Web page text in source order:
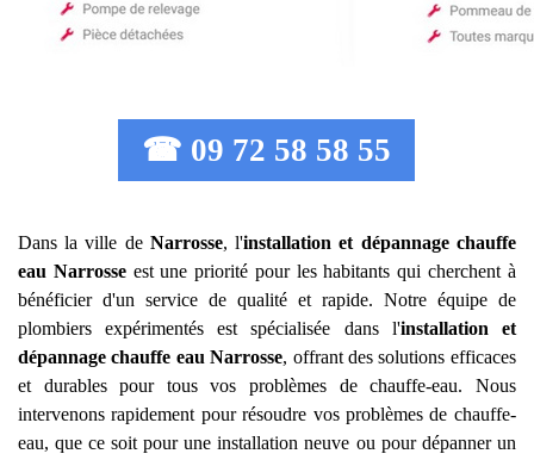
☎ 09 72 58 58 55
Dans la ville de Narrosse, l'installation et dépannage chauffe
eau Narrosseest une priorité pour les habitants qui cherchent à
bénéficier d'un service de qualité et rapide. Notre équipe de
plombiers expérimentés est spécialisée dans l'installation et
dépannage chauffe eau Narrosse, offrant des solutions efficaces
et durables pour tous vos problèmes de chauffe-eau. Nous
intervenons rapidement pour résoudre vos problèmes de chauffe-
eau, que ce soit pour une installation neuve ou pour dépanner un